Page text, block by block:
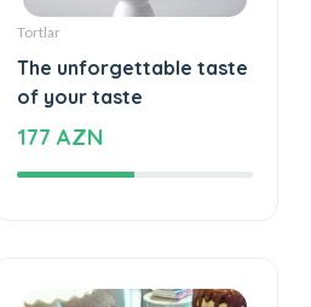
Tortlar
The unforgettable taste
of your taste
177 AZN